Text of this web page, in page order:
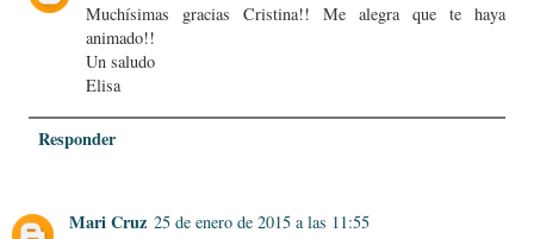
Muchísimas gracias Cristina!! Me alegra que te haya
animado!!
Un saludo
Elisa
Responder
Mari Cruz 25 de enero de 2015 a las 11:55